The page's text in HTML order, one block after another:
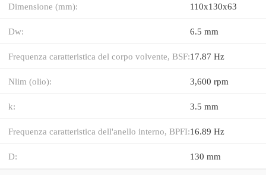
Dimensione (mm): 110x130x63
Dw: 6.5 mm
Frequenza caratteristica del corpo volvente, BSF:17.87 Hz
Nlim (olio): 3,600 rpm
k: 3.5 mm
Frequenza caratteristica dell'anello interno, BPFI:16.89 Hz
D: 130 mm